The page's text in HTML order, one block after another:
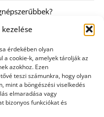
érdekében olyan
a cookie-k, amelyek tárolják az
azokhoz. Ezen
teszi számunkra, hogy olyan
mint a böngészési viselkedés
elmaradása vagy
bizonyos funkciókat és